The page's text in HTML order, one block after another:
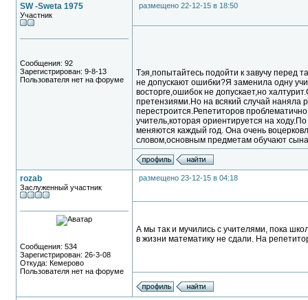
SW -Sweta 1975
Участник
Сообщения: 92
Зарегистрирован: 9-8-13
Пользователя нет на форуме
размещено 22-12-15 в 18:50
Тэя,попытайтесь подойти к завучу перед
не допускают ошибки?Я заменила одну
восторге,ошибок не допускает,но
претензиями.Но на всякий случай наняла
перестроится.Репетиторов
учитель,которая ориентируется на
меняются каждый год. Она очень
словом,основным предметам обучают
rozab
Заслуженный участник
Сообщения: 534
Зарегистрирован: 26-3-08
Откуда: Кемерово
Пользователя нет на форуме
размещено 23-12-15 в 04:18
А мы так и мучились с учителями, пока
в жизни математику не сдали. На